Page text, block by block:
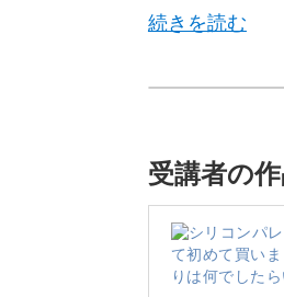
指先に大きな
ン。
受講者の